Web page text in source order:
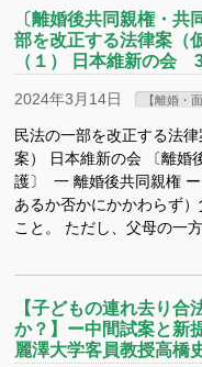
〔離婚後共同親権・共
部を改正する法律案（
（１） 日本維新の会
2024年3月14日 【離婚・
民法の一部を改正する法
案） 日本維新の会 〔離婚
護〕 一 離婚後共同親権
あるか否かにかかわらず
こと。 ただし、父母の一
【子どもの連れ去り合
か？】ー中間試案と新
麗澤大学客員教授高橋